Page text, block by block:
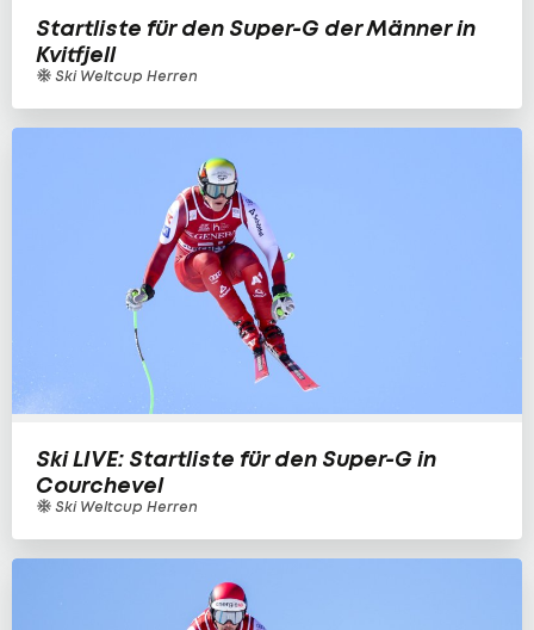
Startliste für den Super-G der Männer in
Kvitfjell
Ski Weltcup Herren
Ski LIVE: Startliste für den Super-G in
Courchevel
Ski Weltcup Herren